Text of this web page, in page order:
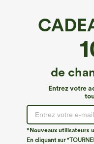
de
Entrez votre
*Nouveaux utilisateurs
En cliquant sur
Achetez-en 3 pour 52,62 €, 6
Top décontracté à encolure ronde,
manches chauve-souris et coupe